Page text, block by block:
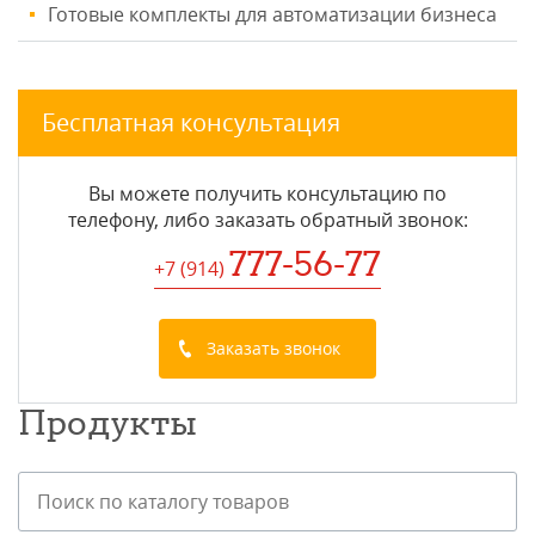
Готовые комплекты для автоматизации бизнеса
Бесплатная консультация
Вы можете получить консультацию по
телефону, либо заказать обратный звонок:
+7 (914) 777-56-77
Заказать звонок
Продукты